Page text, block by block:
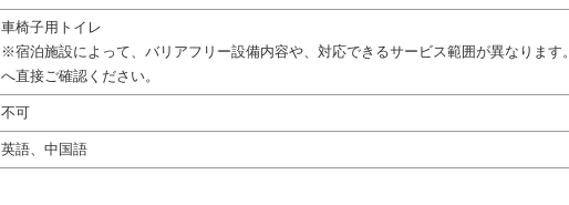
車椅子用トイレ
※宿泊施設によって、バリアフリー設備内容や、対応できるサービス範囲が異なりま
へ直接ご確認ください。
不可
英語、中国語